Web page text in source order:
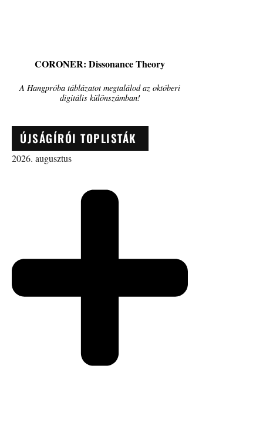
CORONER: Dissonance Theory
A Hangpróba táblázatot megtalálod az októberi
digitális különszámban!
ÚJSÁGÍRÓI TOPLISTÁK
2026. augusztus